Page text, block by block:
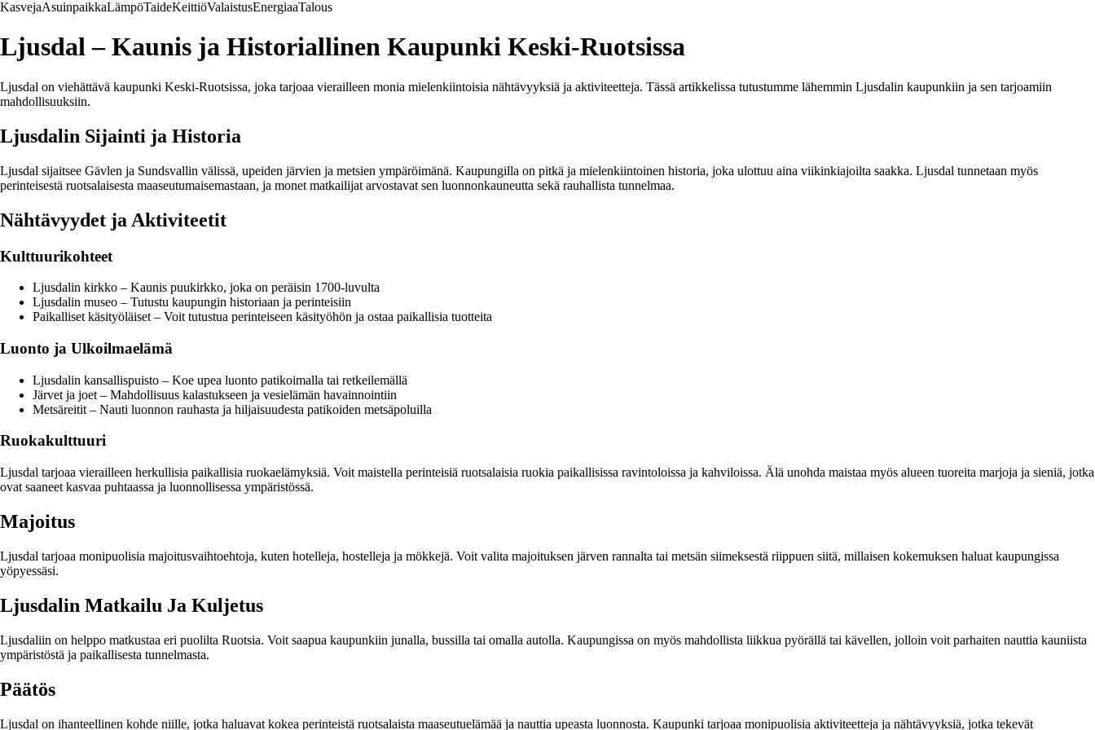
KasvejaAsuinpaikkaLämpöTaideKeittiöValaistusEnergiaaTalous
Ljusdal – Kaunis ja Historiallinen Kaupunki Keski-Ruotsissa
Ljusdal on viehättävä kaupunki Keski-Ruotsissa, joka tarjoaa vierailleen monia mielenkiintoisia nähtävyyksiä ja aktiviteetteja. Tässä artikkelissa tutustumme lähemmin Ljusdalin kaupunkiin ja sen tarjoamiin
mahdollisuuksiin.
Ljusdalin Sijainti ja Historia
Ljusdal sijaitsee Gävlen ja Sundsvallin välissä, upeiden järvien ja metsien ympäröimänä. Kaupungilla on pitkä ja mielenkiintoinen historia, joka ulottuu aina viikinkiajoilta saakka. Ljusdal tunnetaan myös
perinteisestä ruotsalaisesta maaseutumaisemastaan, ja monet matkailijat arvostavat sen luonnonkauneutta sekä rauhallista tunnelmaa.
Nähtävyydet ja Aktiviteetit
Kulttuurikohteet
Ljusdalin kirkko – Kaunis puukirkko, joka on peräisin 1700-luvulta
Ljusdalin museo – Tutustu kaupungin historiaan ja perinteisiin
Paikalliset käsityöläiset – Voit tutustua perinteiseen käsityöhön ja ostaa paikallisia tuotteita
Luonto ja Ulkoilmaelämä
Ljusdalin kansallispuisto – Koe upea luonto patikoimalla tai retkeilemällä
Järvet ja joet – Mahdollisuus kalastukseen ja vesielämän havainnointiin
Metsäreitit – Nauti luonnon rauhasta ja hiljaisuudesta patikoiden metsäpoluilla
Ruokakulttuuri
Ljusdal tarjoaa vierailleen herkullisia paikallisia ruokaelämyksiä. Voit maistella perinteisiä ruotsalaisia ruokia paikallisissa ravintoloissa ja kahviloissa. Älä unohda maistaa myös alueen tuoreita marjoja ja sieniä, jotka
ovat saaneet kasvaa puhtaassa ja luonnollisessa ympäristössä.
Majoitus
Ljusdal tarjoaa monipuolisia majoitusvaihtoehtoja, kuten hotelleja, hostelleja ja mökkejä. Voit valita majoituksen järven rannalta tai metsän siimeksestä riippuen siitä, millaisen kokemuksen haluat kaupungissa
yöpyessäsi.
Ljusdalin Matkailu Ja Kuljetus
Ljusdaliin on helppo matkustaa eri puolilta Ruotsia. Voit saapua kaupunkiin junalla, bussilla tai omalla autolla. Kaupungissa on myös mahdollista liikkua pyörällä tai kävellen, jolloin voit parhaiten nauttia kauniista
ympäristöstä ja paikallisesta tunnelmasta.
Päätös
Ljusdal on ihanteellinen kohde niille, jotka haluavat kokea perinteistä ruotsalaista maaseutuelämää ja nauttia upeasta luonnosta. Kaupunki tarjoaa monipuolisia aktiviteetteja ja nähtävyyksiä, jotka tekevät